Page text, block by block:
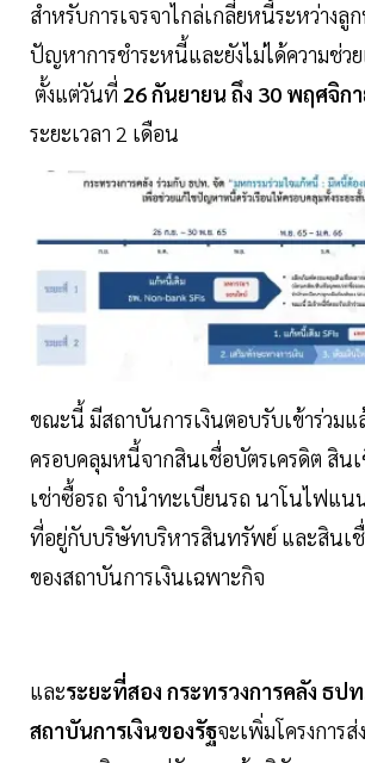
สำหรับการเจรจาไกล่เกลี่ยหนี้ระหว่าง
ปัญหาการชำระหนี้และยังไม่ได้ความช่ว
ตั้งแต่วันที่ 26 กันยายน ถึง 30 พฤศจิก
ระยะเวลา 2 เดือน
ขณะนี้ มีสถาบันการเงินตอบรับเข้าร่วมแ
ครอบคลุมหนี้จากสินเชื่อบัตรเครดิต สิน
เช่าซื้อรถ จำนำทะเบียนรถ นาโนไฟแน
ที่อยู่กับบริษัทบริหารสินทรัพย์ และสินเ
ของสถาบันการเงินเฉพาะกิจ
และระยะที่สอง กระทรวงการคลัง ธป
สถาบันการเงินของรัฐจะเพิ่มโครงการส่